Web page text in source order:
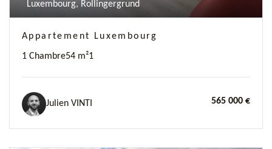
Luxembourg, Rollingergrund
Appartement Luxembourg
1 Chambre54 m²1
Julien VINTI 565 000 €